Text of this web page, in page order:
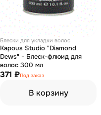
Блески для укладки волос
Kapous Studio "Diamond
Dews" - Блеск-флюид для
волос 300 мл
371 ₽Под заказ
В корзину